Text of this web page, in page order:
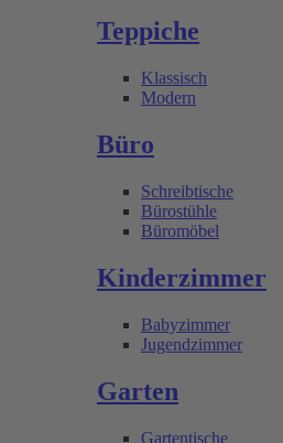
Teppiche
Klassisch
Modern
Büro
Schreibtische
Bürostühle
Büromöbel
Kinderzimmer
Babyzimmer
Jugendzimmer
Garten
Gartentische